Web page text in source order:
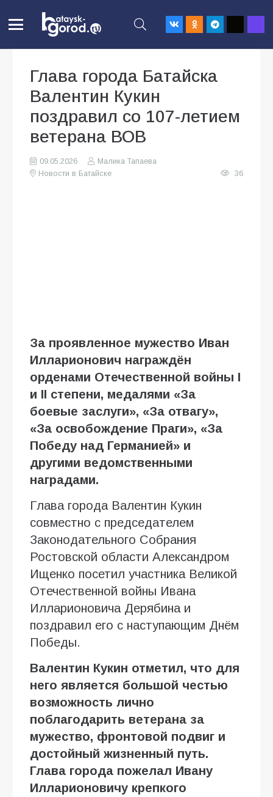
Глава города Батайска
Валентин Кукин
поздравил со 107-летием
ветерана ВОВ
09.05.2026
Малика Тапаева
Новости в Батайске
36
За проявленное мужество Иван
Илларионович награждён
орденами Отечественной войны I
и II степени, медалями «За
боевые заслуги», «За отвагу»,
«За освобождение Праги», «За
Победу над Германией» и
другими ведомственными
наградами.
Глава города Валентин Кукин
совместно с председателем
Законодательного Собрания
Ростовской области Александром
Ищенко посетил участника Великой
Отечественной войны Ивана
Илларионовича Дерябина и
поздравил его с наступающим Днём
Победы.
Валентин Кукин отметил, что для
него является большой честью
возможность лично
поблагодарить ветерана за
мужество, фронтовой подвиг и
достойный жизненный путь.
Глава города пожелал Ивану
Илларионовичу крепкого